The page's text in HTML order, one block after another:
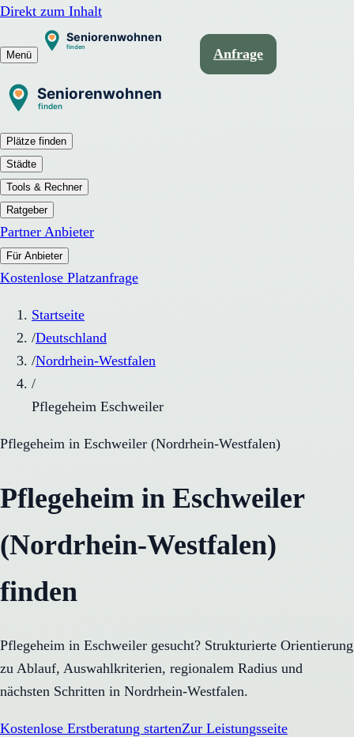
Direkt zum Inhalt
Menü Anfrage
Plätze finden
Städte
Tools & Rechner
Ratgeber
Partner Anbieter
Für Anbieter
Kostenlose Platzanfrage
Startseite
/Deutschland
/Nordrhein-Westfalen
/
Pflegeheim Eschweiler
Pflegeheim in Eschweiler (Nordrhein-Westfalen)
Pflegeheim in Eschweiler
(Nordrhein-Westfalen)
finden
Pflegeheim in Eschweiler gesucht? Strukturierte Orientierung
zu Ablauf, Auswahlkriterien, regionalem Radius und
nächsten Schritten in Nordrhein-Westfalen.
Kostenlose Erstberatung startenZur Leistungsseite